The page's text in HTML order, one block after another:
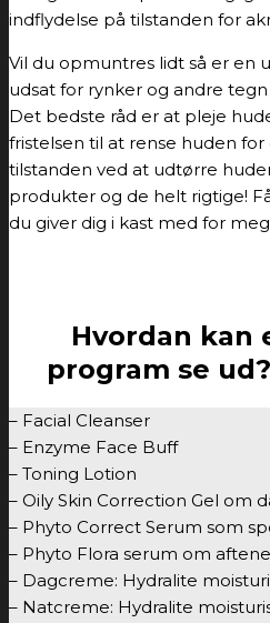
indflydelse på tilstanden for
Vil du opmuntres lidt så er en
udsat for rynker og andre
Det bedste råd er at pleje
fristelsen til at rense huden
tilstanden ved at udtørre
produkter og de helt rigtige!
du giver dig i kast med for
Hvordan kan
program se
– Facial Cleanser
– Enzyme Face Buff
– Toning Lotion
– Oily Skin Correction Gel om
– Phyto Correct Serum som
– Phyto Flora serum om
– Dagcreme: Hydralite
– Natcreme: Hydralite